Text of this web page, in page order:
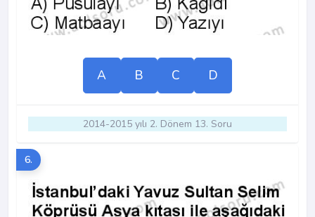
A B C D
2014-2015 yılı 2. Dönem 13. Soru
6.